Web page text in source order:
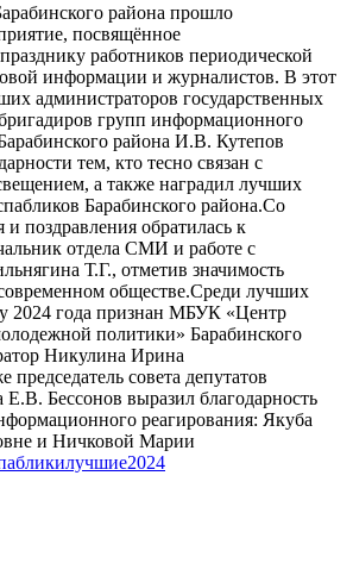
района прошло
посвящённое
работников периодической
информации и журналистов. В этот
администраторов государственных
групп информационного
района И.В. Кутепов
тем, кто тесно связан с
а также наградил лучших
Барабинского района.Со
и поздравления обратилась к
отдела СМИ и работе с
Т.Г., отметив значимость
обществе.Среди лучших
2024 года признан МБУК «Центр
политики» Барабинского
Никулина Ирина
совета депутатов
Е.В. Бессонов выразил благодарность
реагирования: Якуба
и Ничковой Марии